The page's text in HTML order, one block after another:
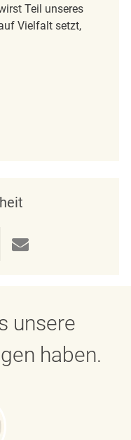
Teil unseres
Vielfalt setzt,
teilen
Twitter teilen
unsere
haben.